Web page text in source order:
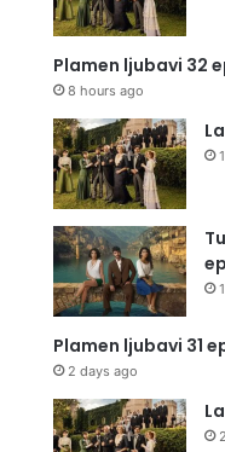
Plamen ljubavi 32
8 hours ago
Plamen ljubavi 31
2 days ago